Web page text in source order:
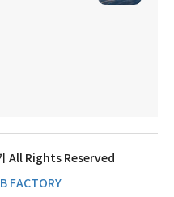
All Rights Reserved
FACTORY